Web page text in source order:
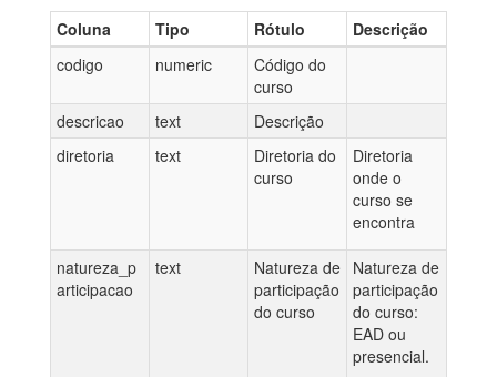
Coluna Tipo Rótulo
Descrição
codigo
numeric
Código do
curso
descricao
text
Descrição
diretoria
text
Diretoria do
curso
Diretoria
onde o
curso se
encontra
natureza_p
articipacao
text
Natureza de
participação
do curso
Natureza de
participação
do curso:
EAD ou
presencial.